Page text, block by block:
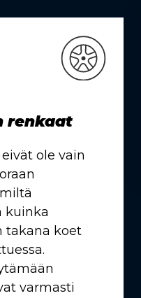
renkaat
ole vain
kuinka
takana koet
varmasti